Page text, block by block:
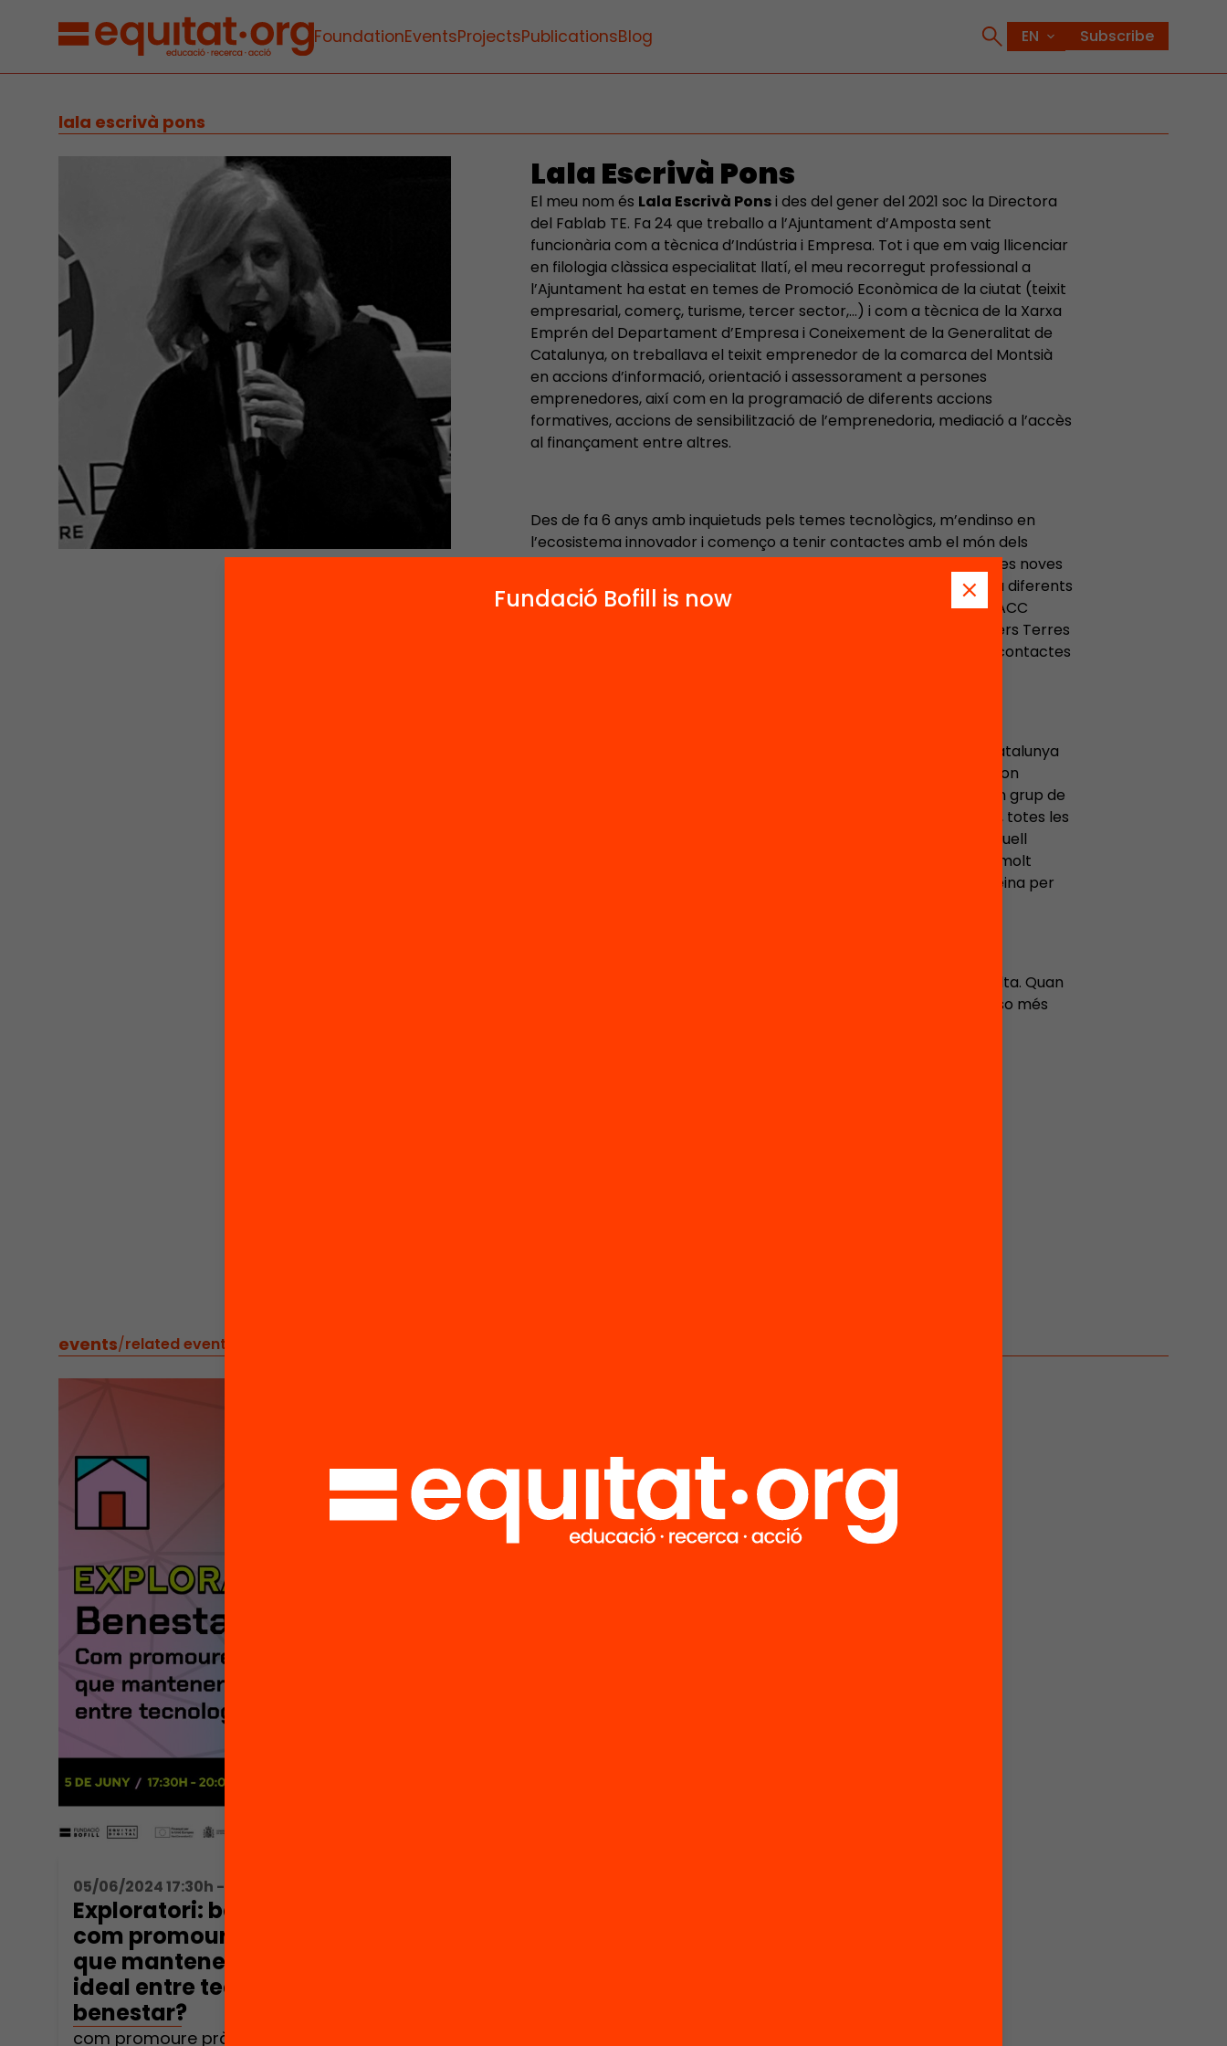
FoundationEventsProjectsPublicationsBlog Subscribe
lala escrivà pons
Lala Escrivà Pons
El meu nom és Lala Escrivà Ponsi des del gener del 2021 soc la Directora
del Fablab TE. Fa 24 que treballo a l’Ajuntament d’Amposta sent
funcionària com a tècnica d’Indústria i Empresa. Tot i que em vaig llicenciar
en filologia clàssica especialitat llatí, el meu recorregut professional a
l’Ajuntament ha estat en temes de Promoció Econòmica de la ciutat (teixit
empresarial, comerç, turisme, tercer sector,…) i com a tècnica de la Xarxa
Emprén del Departament d’Empresa i Coneixement de la Generalitat de
Catalunya, on treballava el teixit emprenedor de la comarca del Montsià
en accions d’informació, orientació i assessorament a persones
emprenedores, així com en la programació de diferents accions
formatives, accions de sensibilització de l’emprenedoria, mediació a l’accès
al finançament entre altres.
Des de fa 6 anys amb inquietuds pels temes tecnològics, m’endinso en
l’ecosistema innovador i començo a tenir contactes amb el món dels
Fablabs, la cultura maker, la indústria 4.0, etapa on em formo en les noves
metodologies i eines d’innovació social digital. Em vaig presentar a diferents
hackatons d’innovació disruptiva aconseguint el Dream Prize al RACC
Innovation Challenge l’any 2018. Vaig organitzar la I Trobada makers Terres
de l’Ebre 2019 per donar visibilitat a la comunitat maker i establir contactes
El Departament d’Empresa i Coneixement de la Generalitat de Catalunya
em va seleccionar l’any 2019 per formar part del «Boston Innovation
Ecosystem Seminar» on vaig poder copsar de primera mà amb un grup de
persones del sector emprenedor i de l’educació de tot Catalunya, totes les
tendències punteres en innovació tecnològica a nivell mundial. Aquell
viatge em va obrir la ment per saber que a Terres de l’Ebre hi ha molt
potencional innovador i que l’havíem d’extraure. El fablab TE és l’eina per
M’agraden els reptes, soc molt emprenedora i actitud no me’n falta. Quan
em diuen que una cosa és complicada d’aconseguir, encara hi poso més
events/related events
05/06/2024 17:30h - 20:30h
Exploratori: benestar digital,
com promoure pràctiques
que mantenen l’equilibri
ideal entre tecnologia i
benestar?
com promoure pràctiques que
Fundació Bofill is now